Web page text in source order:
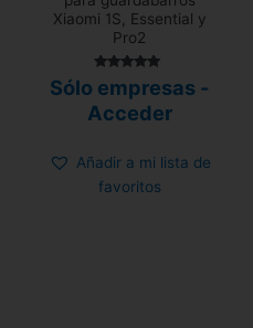
Xiaomi 1S, Essential y
Pro2
con
de 5
Sólo empresas -
Acceder
Añadir a mi lista de
favoritos